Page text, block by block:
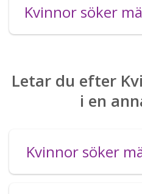
Kvinnor söker
Letar du efter
i en
Kvinnor söker